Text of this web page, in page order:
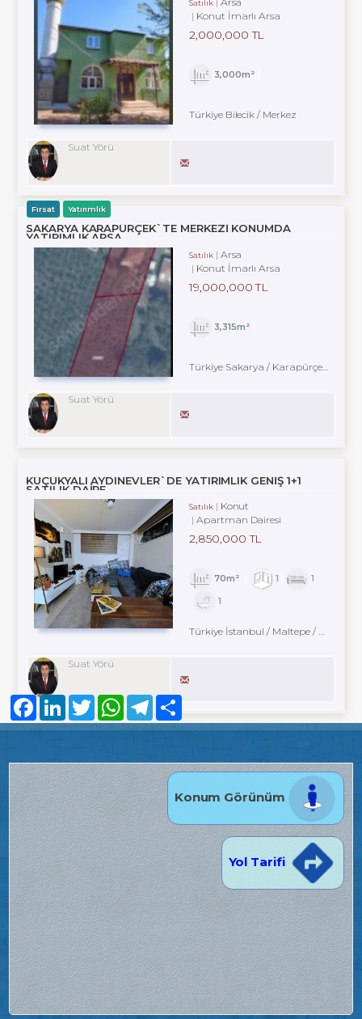
Satılık
Konut İmarlı Arsa
2,000,000 TL
3,000m²
Türkiye Bilecik / Merkez
Suat Yörü
Fırsat Yatırımlık
SAKARYA KARAPÜRÇEK`TE MERKEZI KONUMDA
YATIRIMLIK ARSA
Satılık
Arsa
Konut İmarlı Arsa
19,000,000 TL
3,315m²
Türkiye Sakarya / Karapürçek
Suat Yörü
KÜÇÜKYALI AYDINEVLER`DE YATIRIMLIK GENİŞ 1+1
SATILIK DAİRE
Satılık
Konut
Apartman Dairesi
2,850,000 TL
70m² 1
1
1
Türkiye İstanbul / Maltepe/ Aydınevler
Suat Yörü
Konum Görünüm
Yol Tarifi
FacebookLinkedInTwitter WhatsAppTelegram